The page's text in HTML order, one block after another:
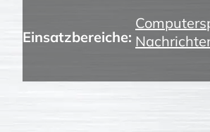
Einsatzbereiche: